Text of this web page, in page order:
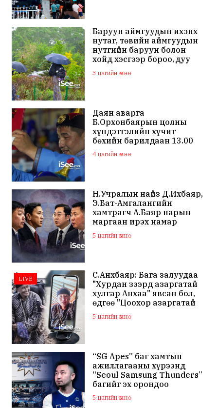
Баруун аймгуудын ихэнх
нутаг, төвийн аймгуудын
нутгийн баруун болон
хойд хэсгээр бороо, дуу
цахилгаантай аадар бороо
3 цагийн өмнө
Даян аварга
Б.Орхонбаярын цолны
хүндэтгэлийн хүчит
бөхийн барилдаан 13.00
цагаас эхэлнэ
4 цагийн өмнө
Н.Учралын найз Д.Ихбаяр,
Э.Бат-Амгалангийн
хамтрагч А.Баяр нарын
маргаан ирэх намар
нийслэлийн МАН дахин
хагарахыг харуулж байна
5 цагийн өмнө
LIVE
С.Анхбаяр: Бага залуудаа
"Хурдан зээрд азаргатай
хулгар Анхаа" явсан бол,
өдгөө "Цоохор азаргатай
цоохор дээлтэй Анхаа"
болжээ
5 цагийн өмнө
“SG Apes” баг хамтын
ажиллагааны хүрээнд
“Seoul Samsung Thunders”
багийг эх орондоо
төлбөргүй авчирсан нь
Монголын сагсан бөмбөг
5 цагийн өмнө